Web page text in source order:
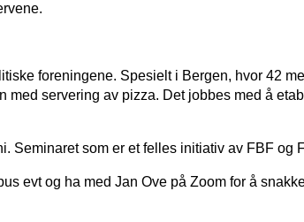
foreningene. Spesielt i Bergen, hvor 42
med servering av pizza. Det jobbes med å
Seminaret som er et felles initiativ av FBF
evt og ha med Jan Ove på Zoom for å